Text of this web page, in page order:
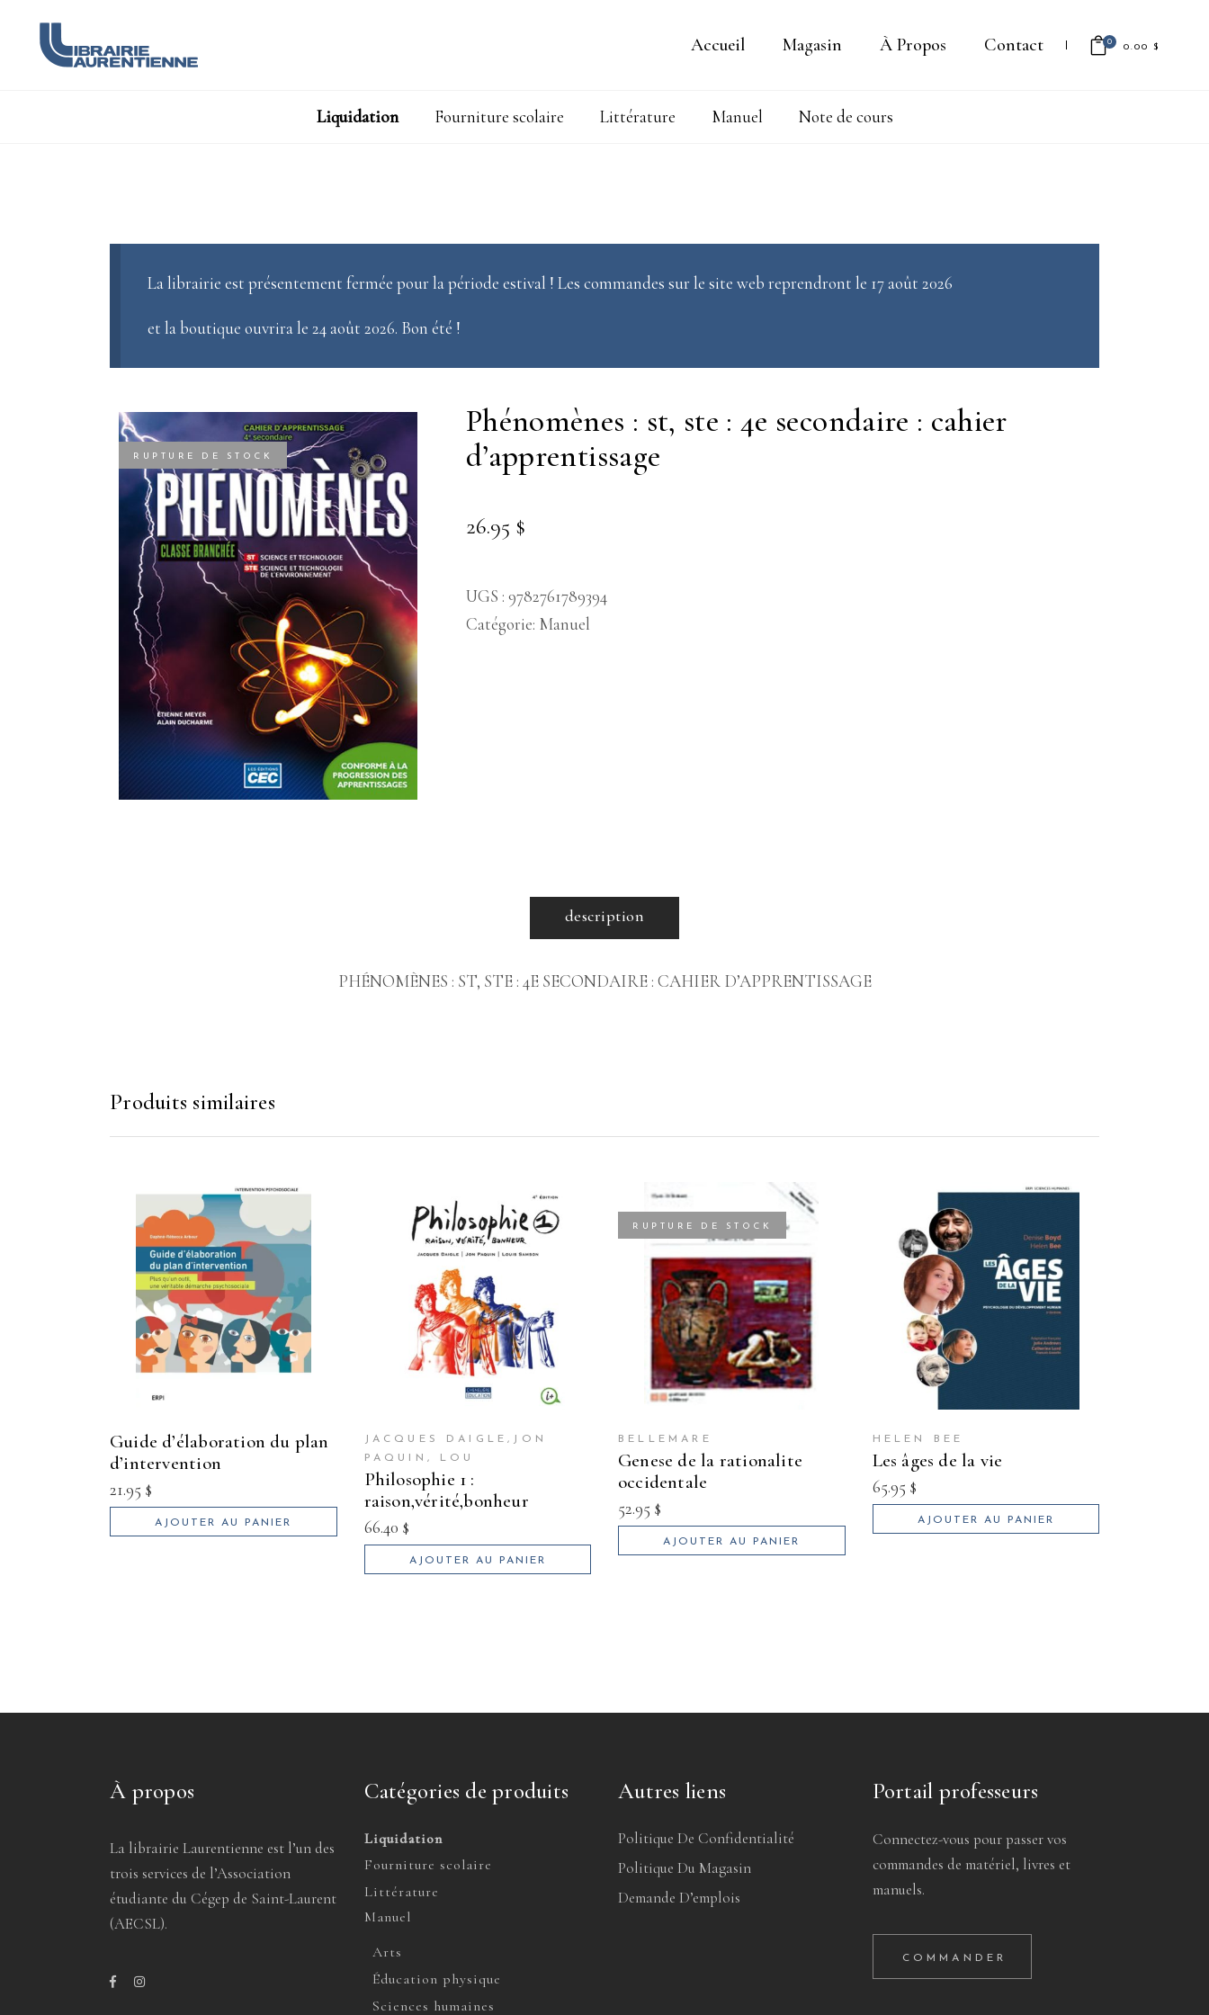
Accueil Magasin À Propos Contact 0 0.00 $
Liquidation Fourniture scolaire Littérature Manuel Note de cours
La librairie est présentement fermée pour la période estival ! Les commandes sur le site web reprendront le 17 août 2026
et la boutique ouvrira le 24 août 2026. Bon été !
RUPTURE DE STOCK
phénomènes : st, ste : 4e secondaire : cahier
d’apprentissage
26.95 $
UGS : 9782761789394
Catégorie: Manuel
description
PHÉNOMÈNES : ST, STE : 4E SECONDAIRE : CAHIER D’APPRENTISSAGE
Produits similaires
guide d’élaboration du plan
d’intervention
21.95 $
AJOUTER AU PANIER
JACQUES DAIGLE,JON
PAQUIN, LOU
philosophie 1 :
raison,vérité,bonheur
66.40 $
AJOUTER AU PANIER
RUPTURE DE STOCK
BELLEMARE
genese de la rationalite
occidentale
52.95 $
AJOUTER AU PANIER
HELEN BEE
les âges de la vie
65.95 $
AJOUTER AU PANIER
À propos
La librairie Laurentienne est l’un des
trois services de l’Association
étudiante du Cégep de Saint-Laurent
(AECSL).
Catégories de produits
Liquidation
Fourniture scolaire
Littérature
Manuel
Arts
Éducation physique
Sciences humaines
Autres liens
Politique De Confidentialité
Politique Du Magasin
Demande D’emplois
Portail professeurs
Connectez-vous pour passer vos
commandes de matériel, livres et
manuels.
COMMANDER